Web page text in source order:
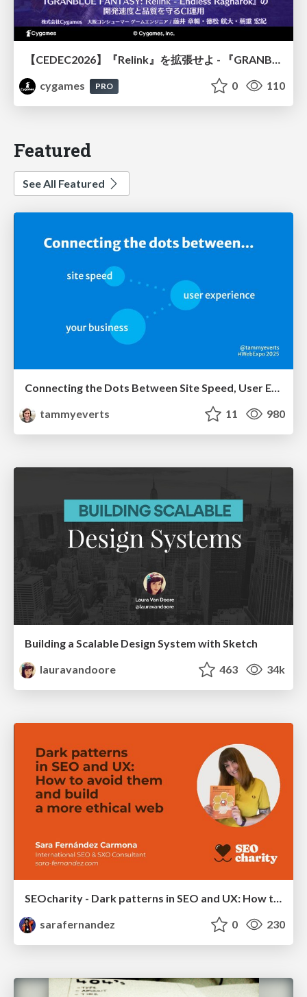
【CEDEC2026】『Relink』を拡張せよ - 『GRANBLUE FANTASY: Relink - Endless Ragnarok』の開発速度と品質を守るCI運用
cygames
PRO 0 110
Featured
See All Featured
Connecting the Dots Between Site Speed, User Experience & Your Business [WebExpo 2025]
tammyeverts
11 980
Building a Scalable Design System with Sketch
lauravandoore
463 34k
SEOcharity - Dark patterns in SEO and UX: How to avoid them and build a more ethical web
sarafernandez
0 230